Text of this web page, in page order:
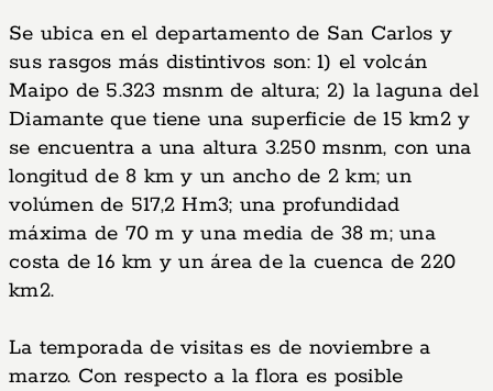
Se ubica en el departamento de San Carlos y
sus rasgos más distintivos son: 1) el volcán
Maipo de 5.323 msnm de altura; 2) la laguna del
Diamante que tiene una superficie de 15 km2 y
se encuentra a una altura 3.250 msnm, con una
longitud de 8 km y un ancho de 2 km; un
volúmen de 517,2 Hm3; una profundidad
máxima de 70 m y una media de 38 m; una
costa de 16 km y un área de la cuenca de 220
km2.
La temporada de visitas es de noviembre a
marzo. Con respecto a la flora es posible